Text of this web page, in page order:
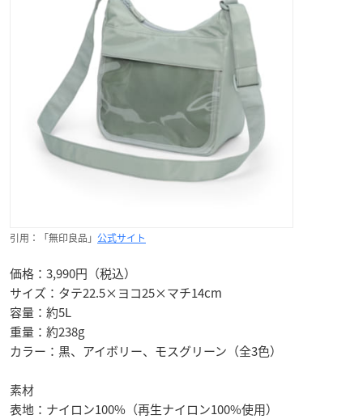
引用：「無印良品」 公式サイト
価格：3,990円（税込）
サイズ：タテ22.5×ヨコ25×マチ14cm
容量：約5L
重量：約238g
カラー：黒、アイボリー、モスグリーン（全3色）
素材
表地：ナイロン100%（再生ナイロン100%使用）